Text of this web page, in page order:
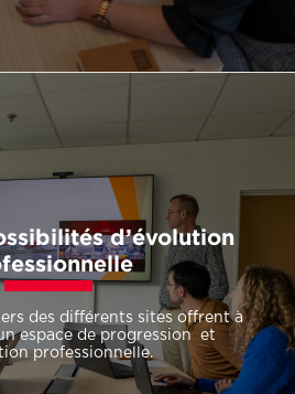
d’évolution
des différents sites offrent à
espace de progression et
professionnelle.